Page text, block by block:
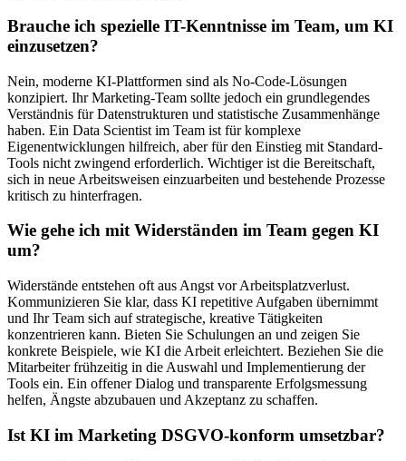
Brauche ich spezielle IT-Kenntnisse im Team, um KI
einzusetzen?
Nein, moderne KI-Plattformen sind als No-Code-Lösungen
konzipiert. Ihr Marketing-Team sollte jedoch ein grundlegendes
Verständnis für Datenstrukturen und statistische Zusammenhänge
haben. Ein Data Scientist im Team ist für komplexe
Eigenentwicklungen hilfreich, aber für den Einstieg mit Standard-
Tools nicht zwingend erforderlich. Wichtiger ist die Bereitschaft,
sich in neue Arbeitsweisen einzuarbeiten und bestehende Prozesse
kritisch zu hinterfragen.
Wie gehe ich mit Widerständen im Team gegen KI
um?
Widerstände entstehen oft aus Angst vor Arbeitsplatzverlust.
Kommunizieren Sie klar, dass KI repetitive Aufgaben übernimmt
und Ihr Team sich auf strategische, kreative Tätigkeiten
konzentrieren kann. Bieten Sie Schulungen an und zeigen Sie
konkrete Beispiele, wie KI die Arbeit erleichtert. Beziehen Sie die
Mitarbeiter frühzeitig in die Auswahl und Implementierung der
Tools ein. Ein offener Dialog und transparente Erfolgsmessung
helfen, Ängste abzubauen und Akzeptanz zu schaffen.
Ist KI im Marketing DSGVO-konform umsetzbar?